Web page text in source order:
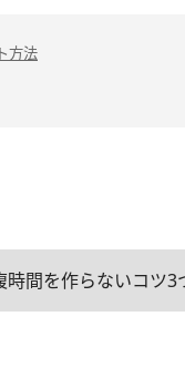
方法
時間を作らないコツ3